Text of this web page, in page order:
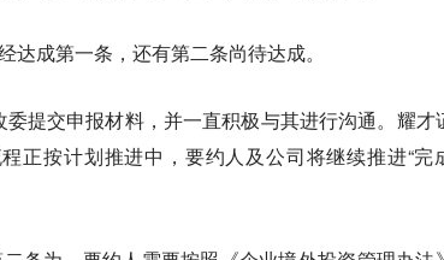
达成第一条，还有第二条尚待达成。
提交申报材料，并一直积极与其进行沟通。耀才
正按计划推进中，要约人及公司将继续推进“完